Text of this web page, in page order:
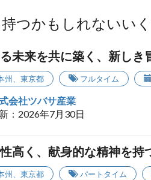
つかもしれないい
未来を共に築く、新しき
州、 東京都 フルタイム
会社ツバサ産業
：2026年7月30日
高く、献身的な精神を
州、 東京都 パートタイム